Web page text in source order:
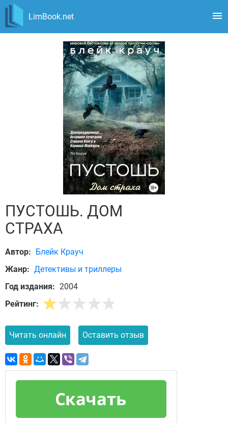
LimBook.net
ПУСТОШЬ. ДОМ
СТРАХА
Автор: Блейк Крауч
Жанр: Детективы и триллеры
Год издания: 2004
Рейтинг:
Читать онлайн Оставить отзыв